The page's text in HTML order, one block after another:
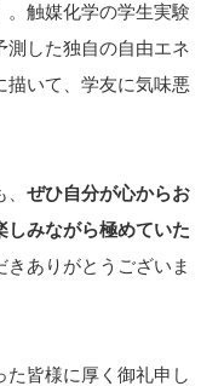
触媒化学の学生実験
測した独自の自由エネ
描いて、学友に気味悪
ぜひ自分が心からお
しみながら極めていた
きありがとうございま
皆様に厚く御礼申し